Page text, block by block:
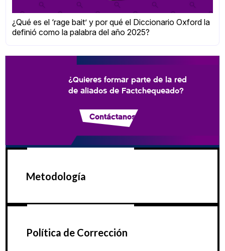
¿Qué es el ‘rage bait’ y por qué el Diccionario Oxford la
definió como la palabra del año 2025?
¿Quieres formar parte de la red
de aliados de Factchequeado?
Contáctanos
Metodología
Política de Corrección